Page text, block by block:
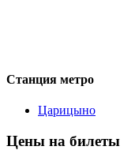
Станция метро
Царицыно
Цены на билеты